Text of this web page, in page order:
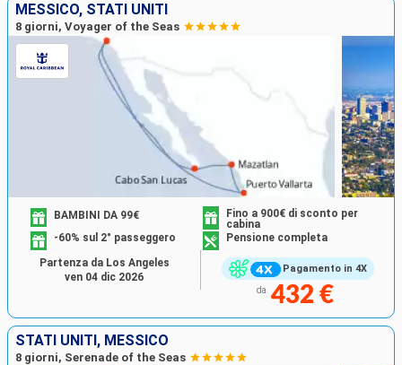
MESSICO, STATI UNITI
8 giorni, Voyager of the Seas
Pagamento in 4X
BAMBINI DA 99€
Fino a 900€ di sconto per
cabina
-60% sul 2° passeggero
Pensione completa
da 432 €
Partenza da Los Angeles
ven 04 dic 2026
STATI UNITI, MESSICO
8 giorni, Serenade of the Seas